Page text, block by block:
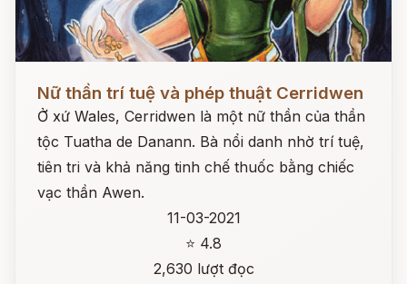
Nữ thần trí tuệ và phép thuật Cerridwen
Ở xứ Wales, Cerridwen là một nữ thần của thần
tộc Tuatha de Danann. Bà nổi danh nhờ trí tuệ,
tiên tri và khả năng tinh chế thuốc bằng chiếc
vạc thần Awen.
11-03-2021
⭐ 4.8
2,630 lượt đọc